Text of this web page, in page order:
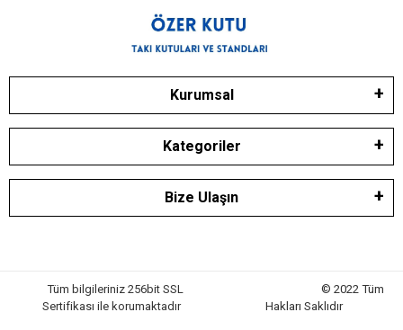
Kurumsal
Kategoriler
Bize Ulaşın
Tüm bilgileriniz 256bit SSL
Sertifikası ile korumaktadır
© 2022 Tüm
Hakları Saklıdır